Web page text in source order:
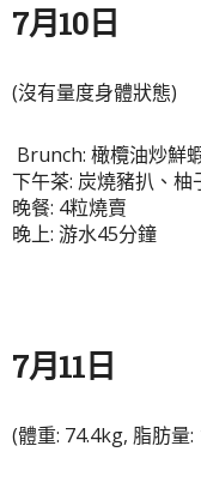
7月10日
(沒有量度身體狀態)
Brunch: 橄欖油炒鮮
下午茶: 炭燒豬扒、柚
晚餐: 4粒燒賣
晚上: 游水45分鐘
7月11日
(體重: 74.4kg, 脂肪量